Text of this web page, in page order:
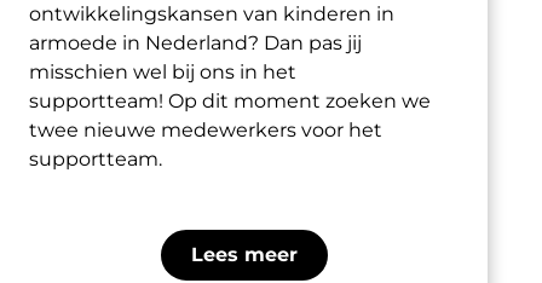
ontwikkelingskansen van kinderen in
armoede in Nederland? Dan pas jij
misschien wel bij ons in het
supportteam! Op dit moment zoeken we
twee nieuwe medewerkers voor het
supportteam.
Lees meer